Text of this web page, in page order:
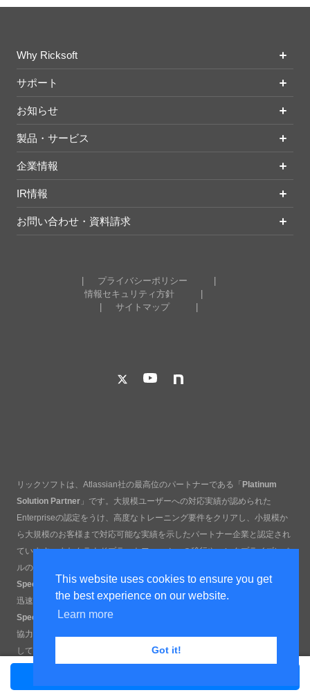
This website uses cookies to ensure you get
the best experience on our website.
Learn more
Got it!
Why Ricksoft
サポート
お知らせ
製品・サービス
企業情報
IR情報
お問い合わせ・資料請求
プライバシーポリシー
情報セキュリティ方針
サイトマップ
リックソフトは、Atlassian社の最高位のパートナーである「 Platinum
Solution Partner 」です。大規模ユーザーへの対応実績が認められた
Enterpriseの認定をうけ、高度なトレーニング要件をクリアし、小規模か
ら大規模のお客様まで対応可能な実績を示したパートナー企業と認定され
ています。またクラウドプラットフォームへの移行やエンタプライズレベ
ルのユースケース支援可能な専門家の認定である「
Specialization」、優れた顧客と従業員サービスの各エクスペリエンスを
迅速に提供できる専門家として「Service Management
Specialization」、Atlassian Cloudの最新ツール群を最適化し、チームの
協力体制や生産性、エンジニアリング文化の向上を支援できる専門企業と
して「
Software Development Specialization